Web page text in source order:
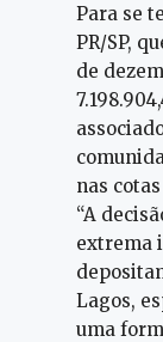
Para se
PR/SP,
de
nas
“A
extrema
Lagos,
uma